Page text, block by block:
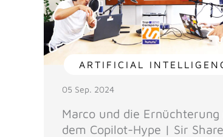
ARTIFICIAL
05 Sep. 2024
Marco und die Ernüchterung
dem Copilot-Hype | Sir